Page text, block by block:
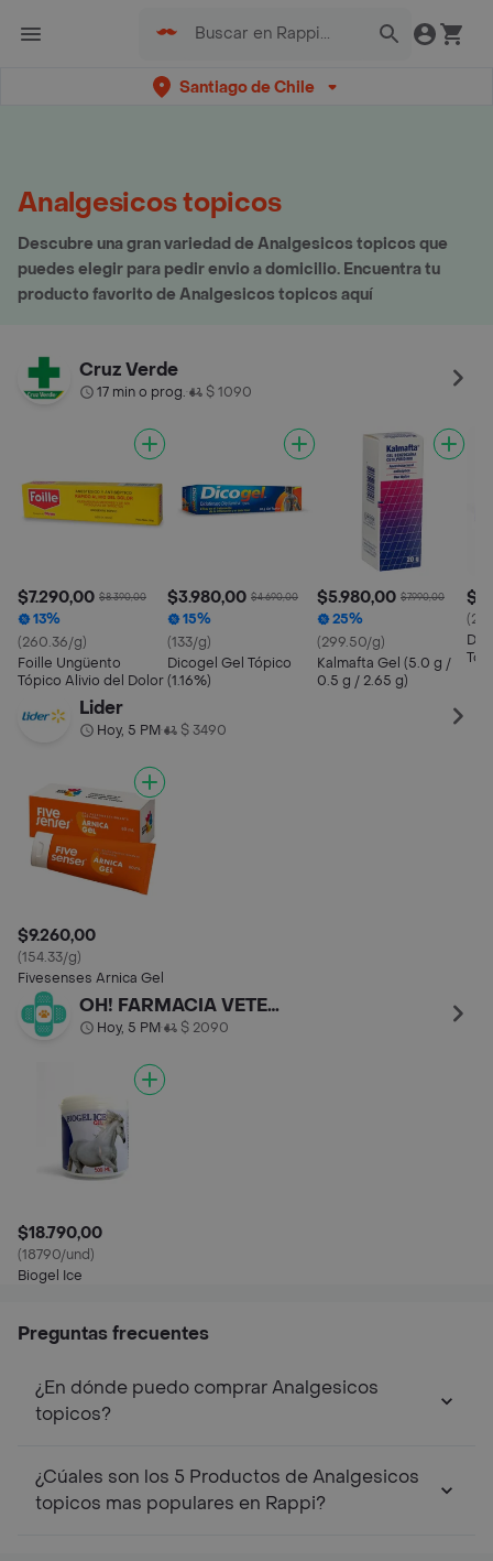
Santiago de Chile
Analgesicos topicos
Descubre una gran variedad de Analgesicos topicos que
puedes elegir para pedir envio a domicilio. Encuentra tu
producto favorito de Analgesicos topicos aquí
Cruz Verde
17 min o prog.• $ 1090
$7.290,00 $8.390,00
13%
(260.36/g)
Foille Ungüento
Tópico Alivio del Dolor
$3.980,00 $4.690,00
15%
(133/g)
Dicogel Gel Tópico
(1.16%)
$5.980,00 $7.990,00
25%
(299.50/g)
Kalmafta Gel (5.0 g /
0.5 g / 2.65 g)
Lider
Hoy, 5 PM• $ 3490
$9.260,00
(154.33/g)
Fivesenses Arnica Gel
OH! FARMACIA VETERINARIA
Hoy, 5 PM• $ 2090
$18.790,00
(18790/und)
Biogel Ice
Preguntas frecuentes
¿En dónde puedo comprar Analgesicos
topicos?
¿Cúales son los 5 Productos de Analgesicos
topicos mas populares en Rappi?